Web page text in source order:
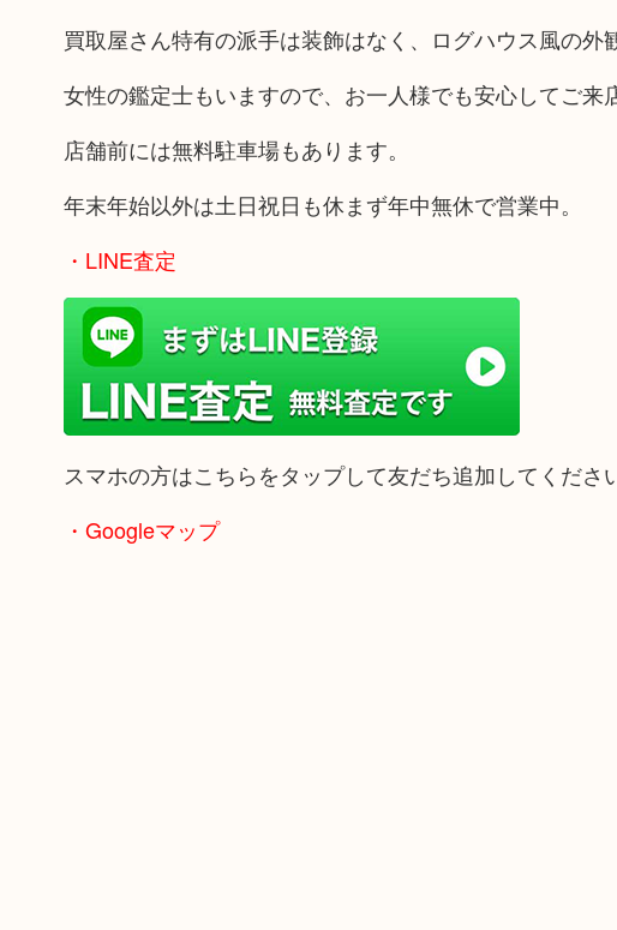
買取屋さん特有の派手は装飾はなく、ログハウス風の外
女性の鑑定士もいますので、お一人様でも安心してご来
店舗前には無料駐車場もあります。
年末年始以外は土日祝日も休まず年中無休で営業中。
・LINE査定
スマホの方はこちらをタップして友だち追加してくださ
・Googleマップ